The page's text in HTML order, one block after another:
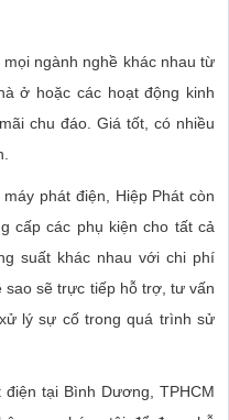
ngành nghề khác nhau từ
ở hoặc các hoạt động kinh
chu đáo. Giá tốt, có nhiều
phát điện, Hiệp Phát còn
cấp các phụ kiện cho tất cả
suất khác nhau với chi phí
sẽ trực tiếp hỗ trợ, tư vấn
lý sự cố trong quá trình sử
tại Bình Dương, TPHCM